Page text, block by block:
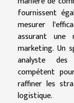
fournissent
mesurer
assurant une
marketing. Un
analyste des
compétent
raffiner les
logistique.